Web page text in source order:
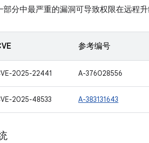
部分中最严重的漏洞可导致权限在远程
参考编号
2025-22441 A-376028556
2025-48533 A-383131643